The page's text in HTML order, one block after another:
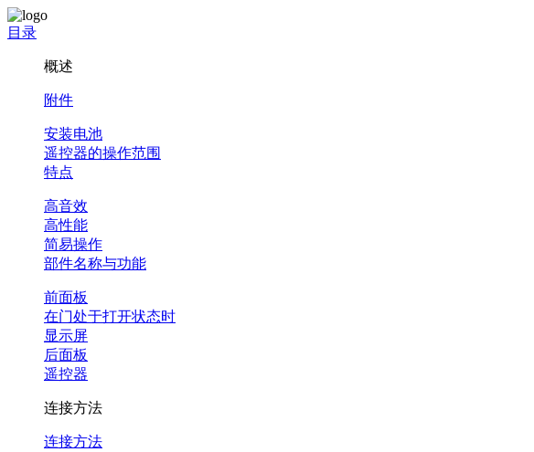
目录
概述
附件
安装电池
遥控器的操作范围
特点
高音效
高性能
简易操作
部件名称与功能
前面板
在门处于打开状态时
显示屏
后面板
遥控器
连接方法
连接方法